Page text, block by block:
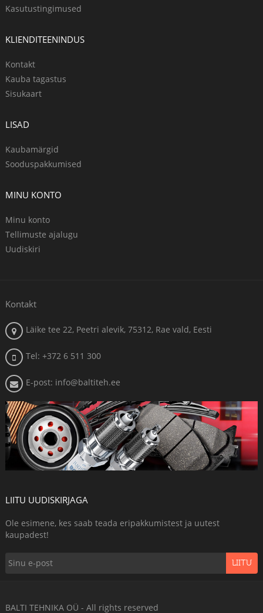
Kasutustingimused
KLIENDITEENINDUS
Kontakt
Kauba tagastus
Sisukaart
LISAD
Kaubamärgid
Sooduspakkumised
MINU KONTO
Minu konto
Tellimuste ajalugu
Uudiskiri
Kontakt
Läike tee 22, Peetri alevik, 75312, Rae vald, Eesti
Tel: +372 6 511 300
E-post: info@baltiteh.ee
LIITU UUDISKIRJAGA
Ole esimene, kes saab teada eripakkumistest ja uutest
kaupadest!
LIITU
BALTI TEHNIKA OÜ - All rights reserved